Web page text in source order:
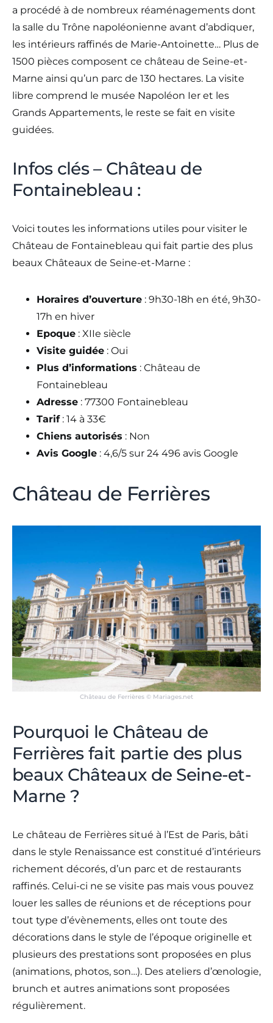
a procédé à de nombreux réaménagements dont
la salle du Trône napoléonienne avant d’abdiquer,
les intérieurs raffinés de Marie-Antoinette… Plus de
1500 pièces composent ce château de Seine-et-
Marne ainsi qu’un parc de 130 hectares. La visite
libre comprend le musée Napoléon Ier et les
Grands Appartements, le reste se fait en visite
guidées.
Infos clés – Château de
Fontainebleau :
Voici toutes les informations utiles pour visiter le
Château de Fontainebleau qui fait partie des plus
beaux Châteaux de Seine-et-Marne :
Horaires d’ouverture : 9h30-18h en été, 9h30-
17h en hiver
Epoque : XIIe siècle
Visite guidée : Oui
Plus d’informations : Château de
Fontainebleau
Adresse : 77300 Fontainebleau
Tarif: 14 à 33€
Chiens autorisés : Non
Avis Google : 4,6/5 sur 24 496 avis Google
Château de Ferrières
Château de Ferrières © Mariages.net
Pourquoi le Château de
Ferrières fait partie des plus
beaux Châteaux de Seine-et-
Marne ?
Le château de Ferrières situé à l’Est de Paris, bâti
dans le style Renaissance est constitué d’intérieurs
richement décorés, d’un parc et de restaurants
raffinés. Celui-ci ne se visite pas mais vous pouvez
louer les salles de réunions et de réceptions pour
tout type d’évènements, elles ont toute des
décorations dans le style de l’époque originelle et
plusieurs des prestations sont proposées en plus
(animations, photos, son…). Des ateliers d’œnologie,
brunch et autres animations sont proposées
régulièrement.